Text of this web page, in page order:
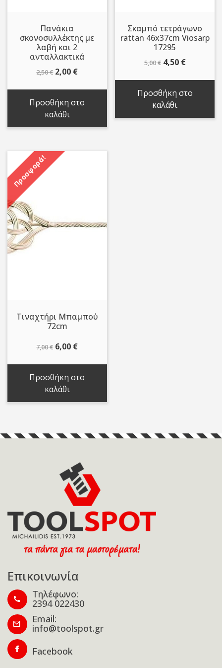
Πανάκια
σκονοσυλλέκτης με
λαβή και 2
ανταλλακτικά
2,50€ Original
2,50 €.
2,00 €Η
τρέχουσα
είναι:
Προσθήκη στο
καλάθι
Σκαμπό τετράγωνο
rattan 46x37cm Viosarp
17295
5,00€ Original
5,00 €.
4,50 €Η
είναι:
Προσθήκη στο
καλάθι
Προσφορά!
Τιναχτήρι Μπαμπού
72cm
7,00€ Original
7,00 €.
6,00 €Η
είναι:
Προσθήκη στο
καλάθι
Επικοινωνία
Τηλέφωνο:
2394 022430
Email:
info@toolspot.gr
Facebook